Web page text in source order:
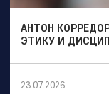
АНТОН
ЭТИКУ И
23.07.2026